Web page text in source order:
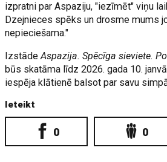
izpratni par Aspaziju, "iezīmēt" viņu
Dzejnieces spēks un drosme mums
nepieciešama."
IzstādeAspazija. Spēcīga sieviete.
būs skatāma līdz 2026. gada 10.
iespēja klātienē balsot par savu
Ieteikt
0 0